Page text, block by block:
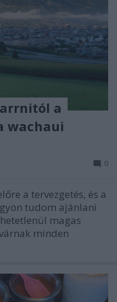
a
wachaui
0
a tervezgetés, és a
tudom ajánlani
magas
minden